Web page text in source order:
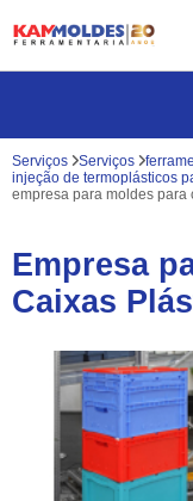
Serviços Serviços
injeção de termoplásticos
empresa para moldes para
Empresa
Caixas